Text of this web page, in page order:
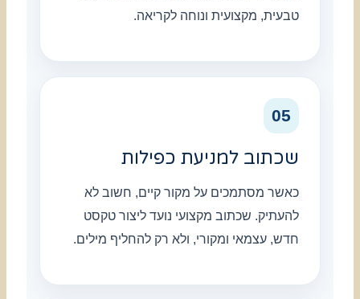
טבעית, מקצועית ונוחה לקריאה.
05
שכתוב למניעת כפילות
כאשר מסתמכים על מקור קיים, חשוב לא
להעתיק. שכתוב מקצועי נועד ליצור טקסט
חדש, עצמאי ומקורי, ולא רק להחליף מילים.